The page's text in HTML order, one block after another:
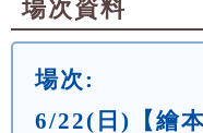
場次資料
場次:
6/22(日)【繪